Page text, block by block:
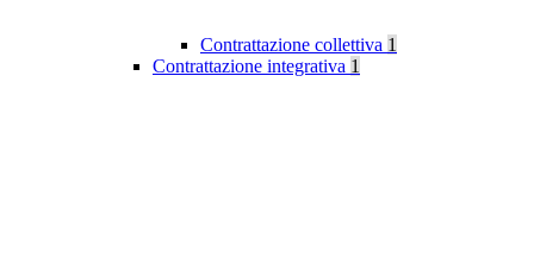
Contrattazione collettiva 1
Contrattazione integrativa 1